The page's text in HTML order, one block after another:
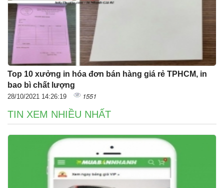
Top 10 xưởng in hóa đơn bán hàng giá rẻ TPHCM, in
bao bì chất lượng
28/10/2021 14:26:19 1551
TIN XEM NHIỀU NHẤT